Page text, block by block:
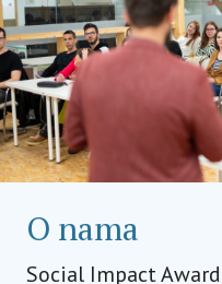
O nama
Social Impact